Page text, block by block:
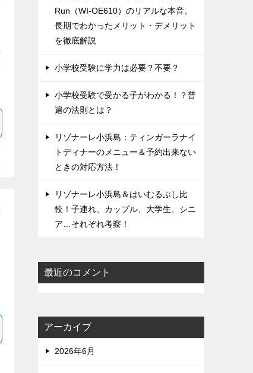
Run（WI-OE610）のリアルな本音。
長期でわかったメリット・デメリット
を徹底解説
小学校受験に学力は必要？不要？
小学校受験で受かる子がわかる！？普
遍の法則とは？
リゾナーレ小浜島：ティンガーラナイ
トディナーのメニュー＆予約出来ない
ときの対応方法！
リゾナーレ小浜島＆はいむるぶし比
較！子連れ、カップル、大学生、シニ
ア…それぞれ考察！
最近のコメント
アーカイブ
2026年6月